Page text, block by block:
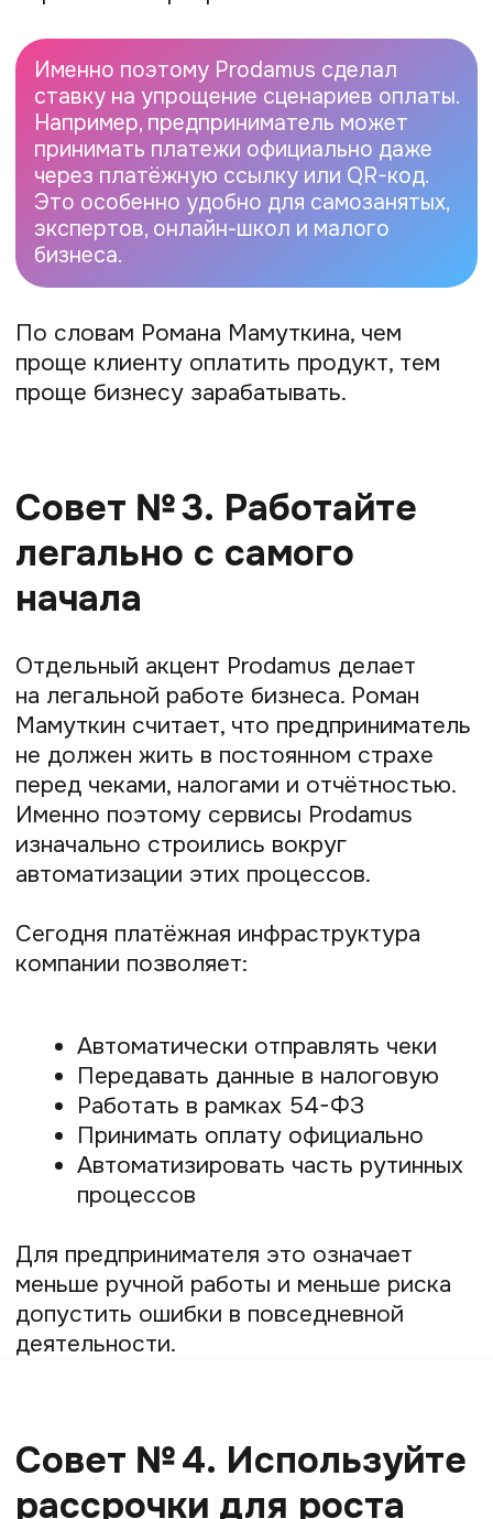
Сегодня через Prodamus доступны
разные варианты рассрочек и оплаты
частями, включая собственный сервис
Prodamus.Частями. Для бизнеса это
означает рост среднего чека
и возможность продавать более
дорогие продукты без агрессивных
продаж.
Совет № 5.
Не забывайте, что
за оплатой всегда стоит
человек
В Prodamus часто говорят о том, что
Внутри компании большое внимание
уделяют поддержке предпринимателей
направлением занимается и команда под
генерального директора Prodamus.
простой идеи: клиент не должен
оставаться один на один с техническими
сложностями. Особенно когда речь идёт
о деньгах, оплатах и продажах. Для
малого бизнеса скорость поддержки
и понятный сервис часто оказываются
не менее важными, чем сами технические
возможности платформы.
Роман Мамуткин считает, что
современные платёжные технологии —
и роста бизнеса.
Именно поэтому предпринимателям
важно смотреть на оплату шире:
Упрощать путь клиента
Давать выбор способов оплаты
Работать легально
Выстраивать удобный сервис
Во многом на этих принципах и строится
подход Prodamus — экосистемы, которая
с друзьями и коллегами: